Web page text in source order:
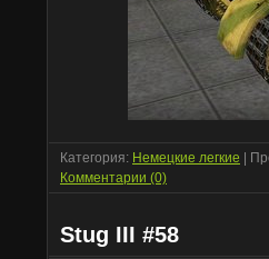
Категория: Немецкие легкие |
Комментарии (0)
Stug III #58